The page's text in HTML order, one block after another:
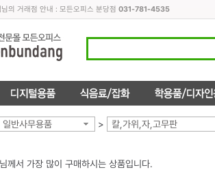
님의 거래점 안내 : 모든오피스 분당점 031-781-4535
일반사무용품 > 칼,가위,자,고무판
께서 가장 많이 구매하시는 상품입니다.